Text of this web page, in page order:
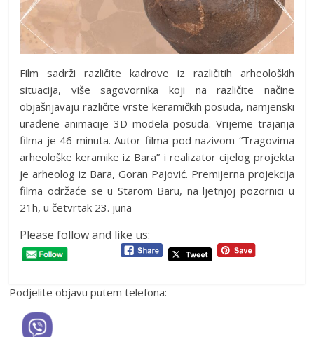
Film sadrži različite kadrove iz različitih arheoloških
situacija, više sagovornika koji na različite načine
objašnjavaju različite vrste keramičkih posuda, namjenski
urađene animacije 3D modela posuda. Vrijeme trajanja
filma je 46 minuta. Autor filma pod nazivom “Tragovima
arheološke keramike iz Bara” i realizator cijelog projekta
je arheolog iz Bara, Goran Pajović. Premijerna projekcija
filma održaće se u Starom Baru, na ljetnjoj pozornici u
21h, u četvrtak 23. juna
Please follow and like us:
Podjelite objavu putem telefona: